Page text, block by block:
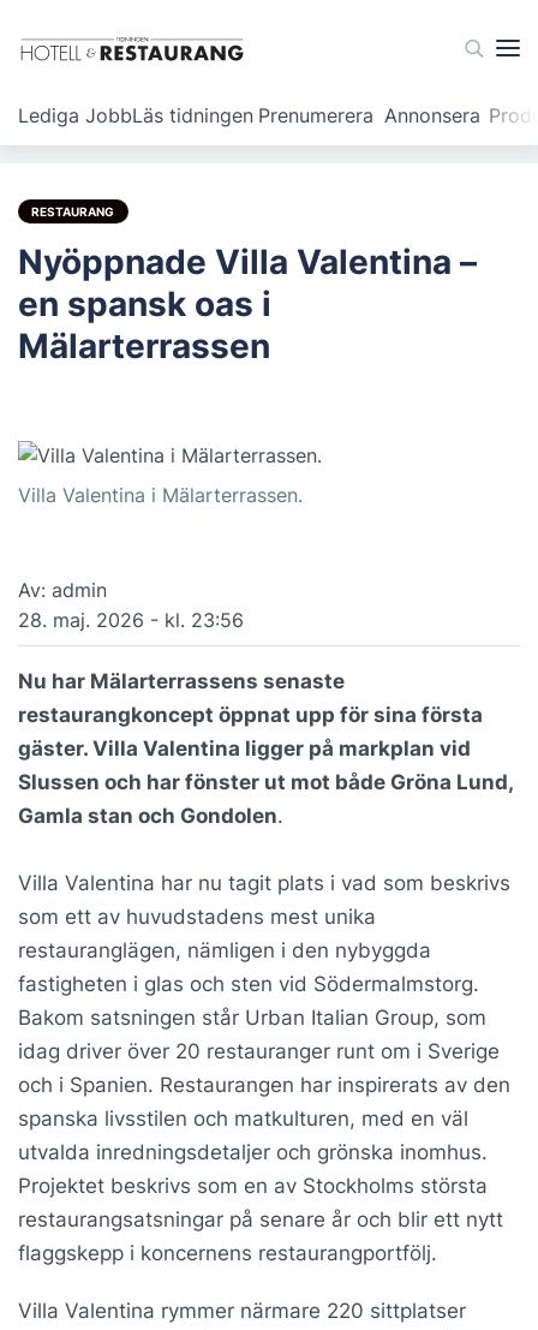
Lediga JobbLäs tidningen Prenumerera Annonsera
RESTAURANG
Nyöppnade Villa Valentina –
en spansk oas i
Mälarterrassen
Villa Valentina i Mälarterrassen.
Av: admin
28. maj. 2026 - kl. 23:56
Nu har Mälarterrassens senaste
restaurangkoncept öppnat upp för sina första
gäster. Villa Valentina ligger på markplan vid
Slussen och har fönster ut mot både Gröna Lund,
Gamla stan och Gondolen.
Villa Valentina har nu tagit plats i vad som beskrivs
som ett av huvudstadens mest unika
restauranglägen, nämligen i den nybyggda
fastigheten i glas och sten vid Södermalmstorg.
Bakom satsningen står Urban Italian Group, som
idag driver över 20 restauranger runt om i Sverige
och i Spanien. Restaurangen har inspirerats av den
spanska livsstilen och matkulturen, med en väl
utvalda inredningsdetaljer och grönska inomhus.
Projektet beskrivs som en av Stockholms största
restaurangsatsningar på senare år och blir ett nytt
flaggskepp i koncernens restaurangportfölj.
Villa Valentina rymmer närmare 220 sittplatser